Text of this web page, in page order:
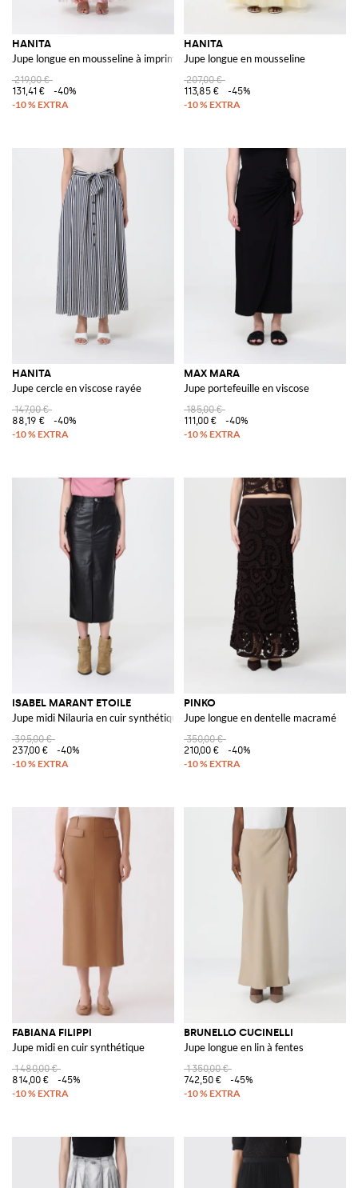
HANITA
Jupe longue en mousseline à imprimé floral
219,00 €
131,41 €
-40%
HANITA
Jupe longue en mousseline
207,00 €
113,85 €
-45%
HANITA
Jupe cercle en viscose rayée
147,00 €
88,19 €
-40%
MAX MARA
Jupe portefeuille en viscose
185,00 €
111,00 €
-40%
ISABEL MARANT ETOILE
Jupe midi Nilauria en cuir synthétique
395,00 €
237,00 €
-40%
PINKO
Jupe longue en dentelle macramé
350,00 €
210,00 €
-40%
FABIANA FILIPPI
Jupe midi en cuir synthétique
1 480,00 €
814,00 €
-45%
BRUNELLO CUCINELLI
Jupe longue en lin à fentes
1 350,00 €
742,50 €
-45%